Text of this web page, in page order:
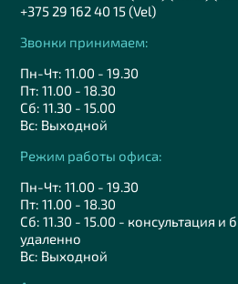
+375 29 162 40 15 (Vel)
Звонки принимаем:
Пн-Чт: 11.00 - 19.30
Пт: 11.00 - 18.30
Сб: 11.30 - 15.00
Вс: Выходной
Режим работы офиса:
Пн-Чт: 11.00 - 19.30
Пт: 11.00 - 18.30
Сб: 11.30 - 15.00 - консультация и
удаленно
Вс: Выходной